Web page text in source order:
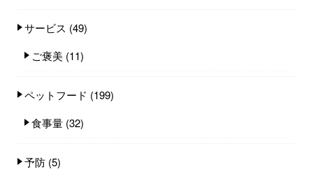
サービス (49)
ご褒美 (11)
ペットフード (199)
食事量 (32)
予防 (5)